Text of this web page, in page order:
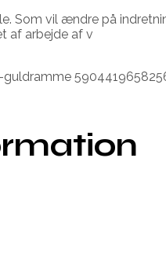
Som vil ændre på
af arbejde af v